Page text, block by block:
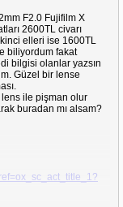
F2.0 Fujifilm X
2600TL civarı
elleri ise 1600TL
biliyordum fakat
bilgisi olanlar yazsın
Güzel bir lense
ile pişman olur
buradan mı alsam?